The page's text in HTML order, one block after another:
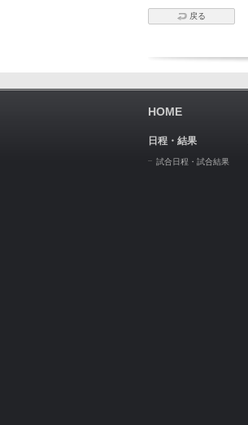
戻る
HOME
日程・結果
試合日程・試合結果